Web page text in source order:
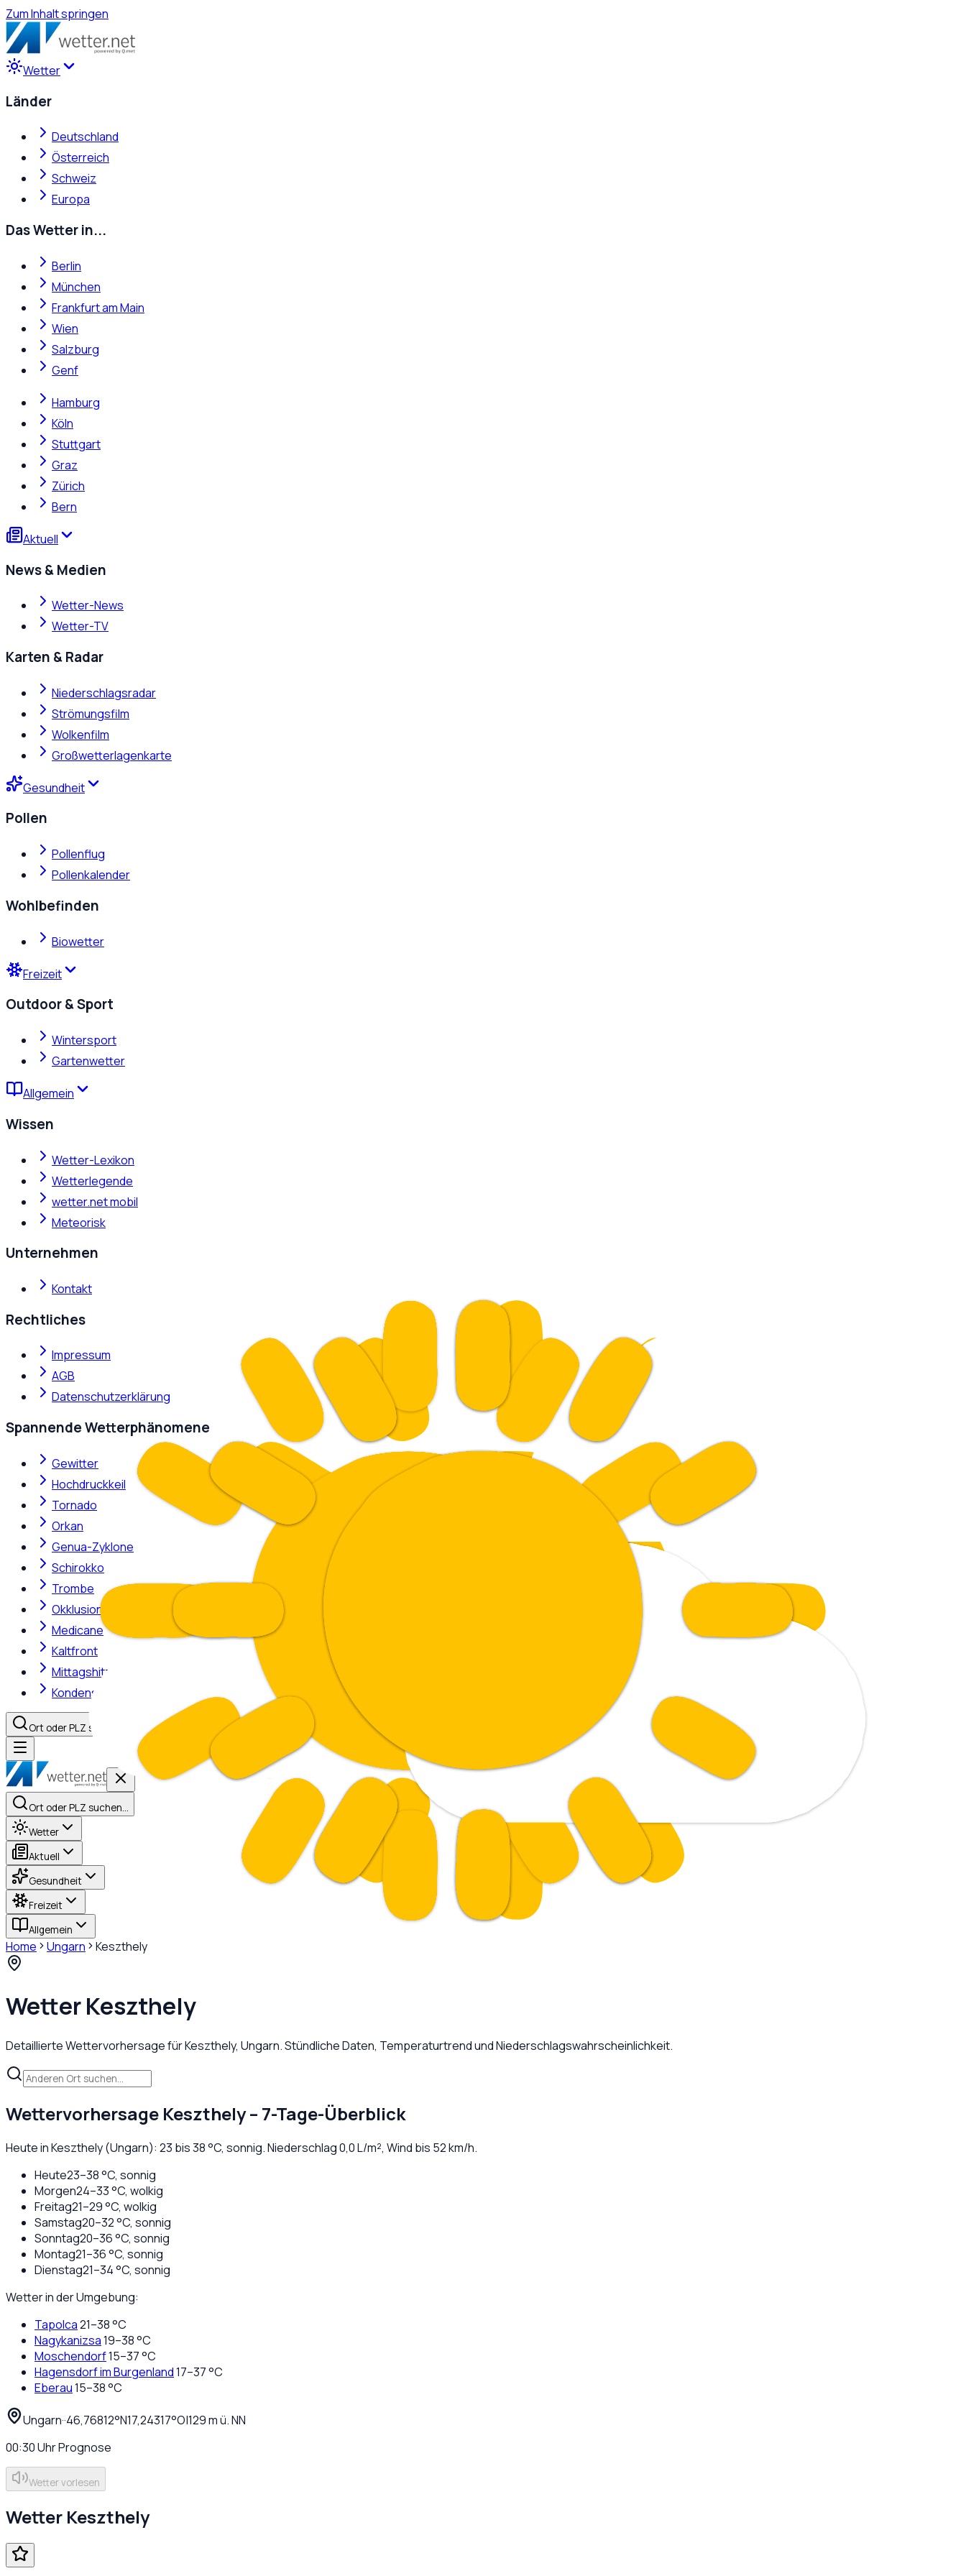
Zum Inhalt springen
Wetter
Länder
Deutschland
Österreich
Schweiz
Europa
Das Wetter in...
Berlin
München
Frankfurt am Main
Wien
Salzburg
Genf
Hamburg
Köln
Stuttgart
Graz
Zürich
Bern
Aktuell
News & Medien
Wetter-News
Wetter-TV
Karten & Radar
Niederschlagsradar
Strömungsfilm
Wolkenfilm
Großwetterlagenkarte
Gesundheit
Pollen
Pollenflug
Pollenkalender
Wohlbefinden
Biowetter
Freizeit
Outdoor & Sport
Wintersport
Gartenwetter
Allgemein
Wissen
Wetter-Lexikon
Wetterlegende
wetter.net mobil
Meteorisk
Unternehmen
Kontakt
Rechtliches
Impressum
AGB
Datenschutzerklärung
Spannende Wetterphänomene
Gewitter
Hochdruckkeil
Tornado
Orkan
Genua-Zyklone
Schirokko
Trombe
Okklusion
Medicane
Kaltfront
Mittagshitze
Kondensstreifen
Ort oder PLZ suchen…
Ort oder PLZ suchen…
Wetter
Aktuell
Gesundheit
Freizeit
Allgemein
Home Ungarn Keszthely
WetterKeszthely
Detaillierte Wettervorhersage fürKeszthely, Ungarn. Stündliche Daten, Temperaturtrend und Niederschlagswahrscheinlichkeit.
Wettervorhersage Keszthely– 7-Tage-Überblick
Heute inKeszthely(Ungarn): 23 bis38°C, sonnig. Niederschlag0,0L/m², Wind bis 52km/h.
Heute23–38°C, sonnig
Morgen24–33°C, wolkig
Freitag21–29°C, wolkig
Samstag20–32°C, sonnig
Sonntag20–36°C, sonnig
Montag21–36°C, sonnig
Dienstag21–34°C, sonnig
Wetter in der Umgebung:
Tapolca21–38°C
Nagykanizsa19–38°C
Moschendorf15–37°C
Hagensdorf im Burgenland17–37°C
Eberau15–38°C
Ungarn··46,76812°N17,24317°O|129m ü. NN
00:30UhrPrognose
Wetter vorlesen
Wetter Keszthely